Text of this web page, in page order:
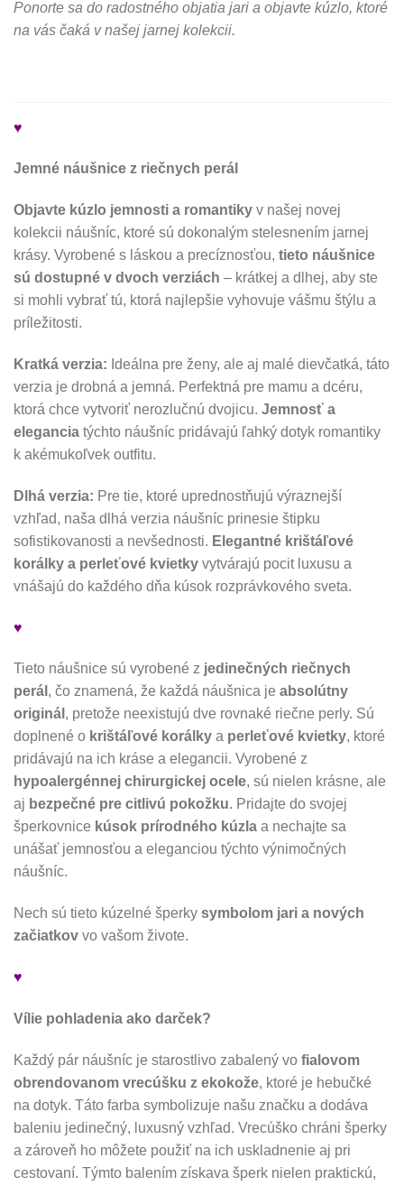
Ponorte sa do radostného objatia jari a objavte kúzlo, ktoré
na vás čaká v našej jarnej kolekcii.
♥
Jemné náušnice z riečnych perál
Objavte kúzlo jemnosti a romantiky v našej novej
kolekcii náušníc, ktoré sú dokonalým stelesnením jarnej
krásy. Vyrobené s láskou a precíznosťou, tieto náušnice
sú dostupné v dvoch verziách – krátkej a dlhej, aby ste
si mohli vybrať tú, ktorá najlepšie vyhovuje vášmu štýlu a
príležitosti.
Kratká verzia: Ideálna pre ženy, ale aj malé dievčatká, táto
verzia je drobná a jemná. Perfektná pre mamu a dcéru,
ktorá chce vytvoriť nerozlučnú dvojicu. Jemnosť a
elegancia týchto náušníc pridávajú ľahký dotyk romantiky
k akémukoľvek outfitu.
Dlhá verzia: Pre tie, ktoré uprednostňujú výraznejší
vzhľad, naša dlhá verzia náušníc prinesie štipku
sofistikovanosti a nevšednosti. Elegantné krištáľové
korálky a perleťové kvietky vytvárajú pocit luxusu a
vnášajú do každého dňa kúsok rozprávkového sveta.
♥
Tieto náušnice sú vyrobené z jedinečných riečnych
perál , čo znamená, že každá náušnica je absolútny
originál , pretože neexistujú dve rovnaké riečne perly. Sú
doplnené o krištáľové korálky a perleťové kvietky, ktoré
pridávajú na ich kráse a elegancii. Vyrobené z
hypoalergénnej chirurgickej ocele, sú nielen krásne, ale
aj bezpečné pre citlivú pokožku. Pridajte do svojej
šperkovnice kúsok prírodného kúzla a nechajte sa
unášať jemnosťou a eleganciou týchto výnimočných
náušníc.
Nech sú tieto kúzelné šperky symbolom jari a nových
začiatkov vo vašom živote.
♥
Vílie pohladenia ako darček?
Každý pár náušníc je starostlivo zabalený vo fialovom
obrendovanom vrecúšku z ekokože, ktoré je hebučké
na dotyk. Táto farba symbolizuje našu značku a dodáva
baleniu jedinečný, luxusný vzhľad. Vrecúško chráni šperky
a zároveň ho môžete použiť na ich uskladnenie aj pri
cestovaní. Týmto balením získava šperk nielen praktickú,